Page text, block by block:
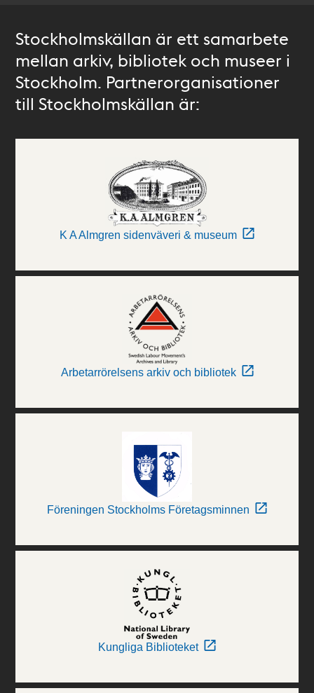
Stockholmskällan är ett samarbete
mellan arkiv, bibliotek och museer i
Stockholm. Partnerorganisationer
till Stockholmskällan är:
K A Almgren sidenväveri & museum
Arbetarrörelsens arkiv och bibliotek
Föreningen Stockholms Företagsminnen
Kungliga Biblioteket